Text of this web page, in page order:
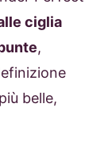
ciglia
,
belle,